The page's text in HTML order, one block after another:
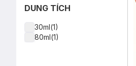
DUNG TÍCH
30ml(1)
80ml(1)